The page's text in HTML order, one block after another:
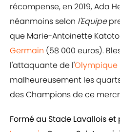
récompense, en 2019, Ada
néanmoins selon l'Equipe
que Marie-Antoinette
Germain (58 000 euros).
l'attaquante de l'Olympique
malheureusement les
des Champions de ce
Formé au Stade Lavallois et